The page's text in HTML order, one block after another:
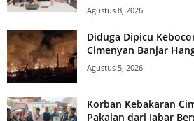
Agustus 8, 2026
Diduga Dipicu
Cimenyan Banjar
Agustus 5, 2026
Korban Kebakaran
Pakaian dari Jabar